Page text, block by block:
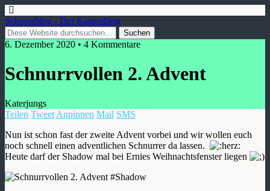
Schnurrblog - Der Katzenblog
6. Dezember 2020 • 4 Kommentare
Schnurrvollen 2. Advent
Katerjungs
Teilen Tweet Anpinnen Mail SMS
Nun ist schon fast der zweite Advent vorbei und wir wollen euch
noch schnell einen adventlichen Schnurrer da lassen.
Heute darf der Shadow mal bei Ernies Weihnachtsfenster liegen